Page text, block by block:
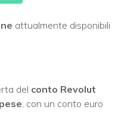
attualmente disponibili
del conto Revolut
, con un conto euro